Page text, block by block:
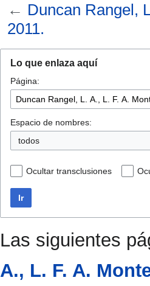
← Duncan Rangel,
2011.
navegación
búsqueda
Lo que enlaza aquí
Página:
Espacio de nombres:
todos
Ocultar transclusiones
Ir
Las siguientes
A., L. F. A.